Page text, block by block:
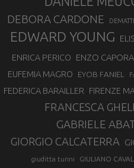
DEBORA CARDONE
EDWARD YOUNG
ENRICA PERICO ENZO
EUFEMIA MAGRO EYOB FANIEL
FEDERICA BARAILLER FIRENZE
FRANCESCA
GABRIELE
GIORGIO CALCATERRA
giuditta turini GIULIANO